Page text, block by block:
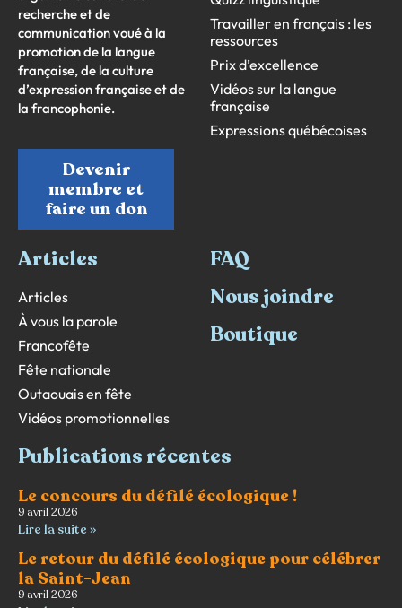
recherche et de
communication voué à la
promotion de la langue
française, de la culture
d’expression française et de
la francophonie.
Devenir
membre et
faire un don
Travailler en français : les
ressources
Prix d’excellence
Vidéos sur la langue
française
Expressions québécoises
Articles
Articles
À vous la parole
Francofête
Fête nationale
Outaouais en fête
Vidéos promotionnelles
FAQ
Nous joindre
Boutique
Publications récentes
Le concours du défilé écologique !
9 avril 2026
Lire la suite »
Le retour du défilé écologique pour célébrer
la Saint-Jean
9 avril 2026